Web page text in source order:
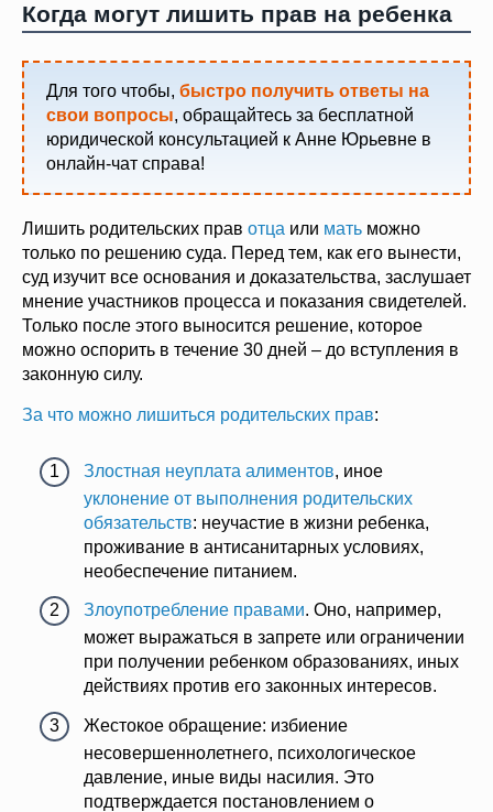
Когда могут лишить прав на ребенка
Для того чтобы, быстро получить ответы на
свои вопросы, обращайтесь за бесплатной
юридической консультацией к Анне Юрьевне в
онлайн-чат справа!
Лишить родительских прав отца или мать можно
только по решению суда. Перед тем, как его вынести,
суд изучит все основания и доказательства, заслушает
мнение участников процесса и показания свидетелей.
Только после этого выносится решение, которое
можно оспорить в течение 30 дней – до вступления в
законную силу.
За что можно лишиться родительских прав:
Злостная неуплата алиментов, иное
уклонение от выполнения родительских
обязательств: неучастие в жизни ребенка,
проживание в антисанитарных условиях,
необеспечение питанием.
Злоупотребление правами. Оно, например,
может выражаться в запрете или ограничении
при получении ребенком образованиях, иных
действиях против его законных интересов.
Жестокое обращение: избиение
несовершеннолетнего, психологическое
давление, иные виды насилия. Это
подтверждается постановлением о